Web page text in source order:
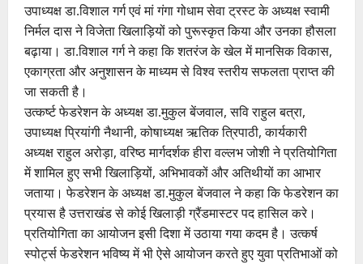
उपाध्यक्ष डा.विशाल गर्ग एवं मां गंगा गोधाम सेवा ट्रस्ट के अध्यक्ष स्वामी
निर्मल दास ने विजेता खिलाड़ियों को पुरूस्कृत किया और उनका हौसला
बढ़ाया। डा.विशाल गर्ग ने कहा कि शतरंज के खेल में मानसिक विकास,
एकाग्रता और अनुशासन के माध्यम से विश्व स्तरीय सफलता प्राप्त की
जा सकती है।
उत्कर्ष्ट फेडरेशन के अध्यक्ष डा.मुकुल बेंजवाल, सवि राहुल बत्रा,
उपाध्यक्ष प्रियांगी नैथानी, कोषाध्यक्ष ऋतिक त्रिपाठी, कार्यकारी
अध्यक्ष राहुल अरोड़ा, वरिष्ठ मार्गदर्शक हीरा वल्लभ जोशी ने प्रतियोगिता
में शामिल हुए सभी खिलाड़ियों, अभिभावकों और अतिथीयों का आभार
जताया। फेडरेशन के अध्यक्ष डा.मुकुल बेंजवाल ने कहा कि फेडरेशन का
प्रयास है उत्तराखंड से कोई खिलाड़ी ग्रैंडमास्टर पद हासिल करे।
प्रतियोगिता का आयोजन इसी दिशा में उठाया गया कदम है। उत्कर्ष
स्पोर्ट्स फेडरेशन भविष्य में भी ऐसे आयोजन करते हुए युवा प्रतिभाओं को